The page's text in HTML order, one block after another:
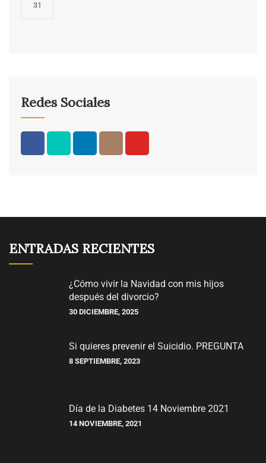
31
Redes Sociales
ENTRADAS RECIENTES
¿Cómo vivir la Navidad con mis hijos
después del divorcio?
30 DICIEMBRE, 2025
Si quieres prevenir el Suicidio. PREGUNTA
8 SEPTIEMBRE, 2023
Día de la Diabetes 14 Noviembre 2021
14 NOVIEMBRE, 2021